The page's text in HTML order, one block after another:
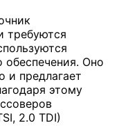
требуются
обеспечения. Оно
и предлагает
этому
2.0 TDI)